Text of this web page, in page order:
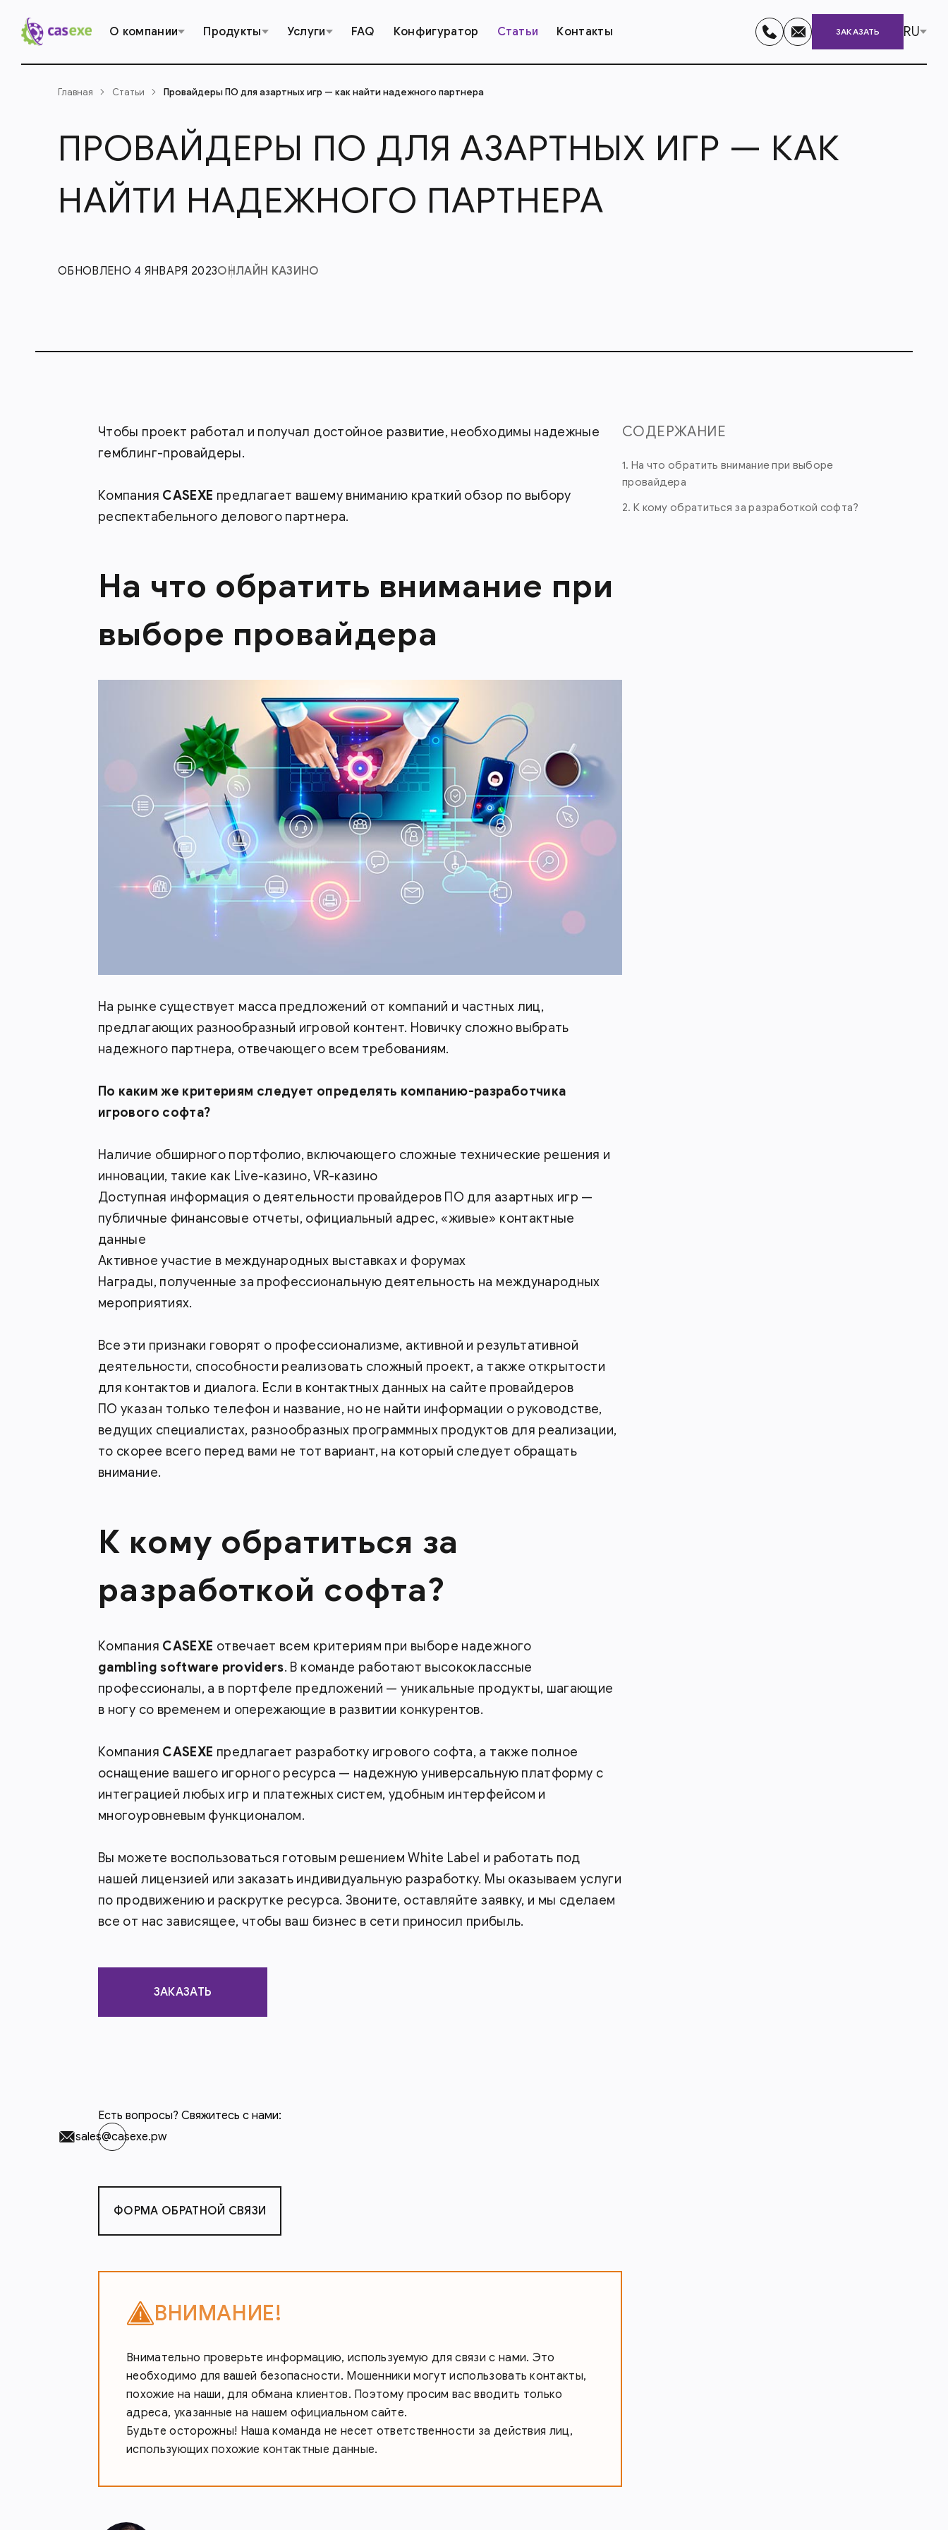
О компании Продукты Услуги FAQ Конфигуратор Статьи Контакты ЗАКАЗАТЬ RU
Главная Статьи Провайдеры ПО для азартных игр — как найти надежного партнера
ПРОВАЙДЕРЫ ПО ДЛЯ АЗАРТНЫХ ИГР — КАК
НАЙТИ НАДЕЖНОГО ПАРТНЕРА
ОБНОВЛЕНО 4 ЯНВАРЯ 2023ОНЛАЙН КАЗИНО
Чтобы проект работал и получал достойное развитие, необходимы надежные
гемблинг-провайдеры.
Компания CASEXE предлагает вашему вниманию краткий обзор по выбору
респектабельного делового партнера.
На что обратить внимание при
выборе провайдера
На рынке существует масса предложений от компаний и частных лиц,
предлагающих разнообразный игровой контент. Новичку сложно выбрать
надежного партнера, отвечающего всем требованиям.
По каким же критериям следует определять компанию-разработчика
игрового софта?
Наличие обширного портфолио, включающего сложные технические решения и
инновации, такие как Live-казино, VR-казино
Доступная информация о деятельности провайдеров ПО для азартных игр —
публичные финансовые отчеты, официальный адрес, «живые» контактные
данные
Активное участие в международных выставках и форумах
Награды, полученные за профессиональную деятельность на международных
мероприятиях.
Все эти признаки говорят о профессионализме, активной и результативной
деятельности, способности реализовать сложный проект, а также открытости
для контактов и диалога. Если в контактных данных на сайте провайдеров
ПО указан только телефон и название, но не найти информации о руководстве,
ведущих специалистах, разнообразных программных продуктов для реализации,
то скорее всего перед вами не тот вариант, на который следует обращать
внимание.
К кому обратиться за
разработкой софта?
Компания CASEXE отвечает всем критериям при выборе надежного
gamblingsoftware providers. В команде работают высококлассные
профессионалы, а в портфеле предложений — уникальные продукты, шагающие
в ногу со временем и опережающие в развитии конкурентов.
Компания CASEXE предлагает разработку игрового софта, а также полное
оснащение вашего игорного ресурса — надежную универсальную платформу с
интеграцией любых игр и платежных систем, удобным интерфейсом и
многоуровневым функционалом.
Вы можете воспользоваться готовым решением White Label и работать под
нашей лицензией или заказать индивидуальную разработку. Мы оказываем услуги
по продвижению и раскрутке ресурса. Звоните, оставляйте заявку, и мы сделаем
все от нас зависящее, чтобы ваш бизнес в сети приносил прибыль.
ЗАКАЗАТЬ
Есть вопросы? Свяжитесь с нами:
sales@casexe.pw
ФОРМА ОБРАТНОЙ СВЯЗИ
ВНИМАНИЕ!
Внимательно проверьте информацию, используемую для связи с нами. Это
необходимо для вашей безопасности. Мошенники могут использовать контакты,
похожие на наши, для обмана клиентов. Поэтому просим вас вводить только
адреса, указанные на нашем официальном сайте.
Будьте осторожны! Наша команда не несет ответственности за действия лиц,
использующих похожие контактные данные.
СОДЕРЖАНИЕ
1. На что обратить внимание при выборе
провайдера
2. К кому обратиться за разработкой софта?